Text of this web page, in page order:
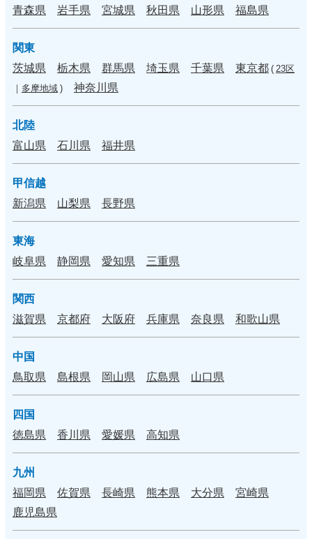
青森県
岩手県 宮城県 秋田県 山形県 福島県
関東
茨城県
栃木県 群馬県 埼玉県 千葉県 東京都 ( 23区
｜ 多摩地域 ) 神奈川県
北陸
富山県
石川県 福井県
甲信越
新潟県
山梨県 長野県
東海
岐阜県
静岡県 愛知県 三重県
関西
滋賀県
京都府 大阪府 兵庫県 奈良県 和歌山県
中国
鳥取県
島根県 岡山県 広島県 山口県
四国
徳島県
香川県 愛媛県 高知県
九州
福岡県
佐賀県 長崎県 熊本県 大分県
宮崎県
鹿児島県